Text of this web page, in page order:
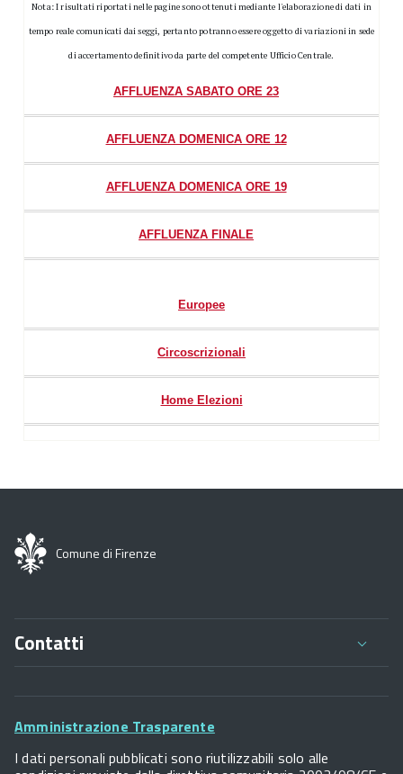
Nota: I risultati riportati nelle pagine sono ottenuti mediante l'elaborazione di dati in
tempo reale comunicati dai seggi, pertanto potranno essere oggetto di variazioni in sede
di accertamento definitivo da parte del competente Ufficio Centrale.
AFFLUENZA SABATO ORE 23
AFFLUENZA DOMENICA ORE 12
AFFLUENZA DOMENICA ORE 19
AFFLUENZA FINALE
Europee
Circoscrizionali
Home Elezioni
Comune di Firenze
Contatti
Palazzo Vecchio
P.IVA 01307110484
Footer
Amministrazione Trasparente
I dati personali pubblicati sono riutilizzabili solo alle